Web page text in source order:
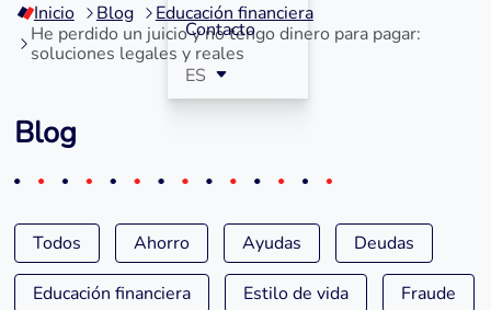
contenido
Contacto
ES
Inicio Blog
Educación financiera
He perdido un juicio y no tengo dinero para pagar:
soluciones legales y reales
Blog
Todos Ahorro Ayudas Deudas
Educación financiera Estilo de vida Fraude